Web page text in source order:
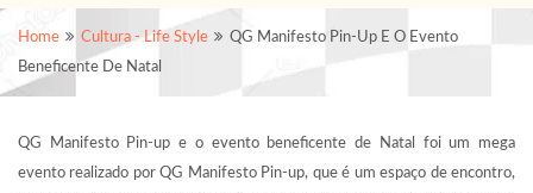
Home Cultura - Life Style
QG Manifesto Pin-Up E O Evento
Beneficente De Natal
QG Manifesto Pin-up e o evento beneficente de Natal foi um mega
evento realizado por QG Manifesto Pin-up, que é um espaço de encontro,